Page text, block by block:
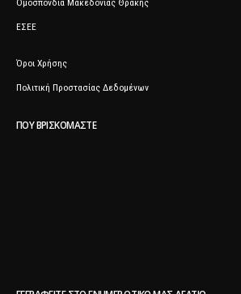
Ομοσπονδία Μακεδονίας Θράκης
ΕΣΕΕ
Όροι Χρήσης
Πολιτική Προστασίας Δεδομένων
ΠΟΥ ΒΡΙΣΚΌΜΑΣΤΕ